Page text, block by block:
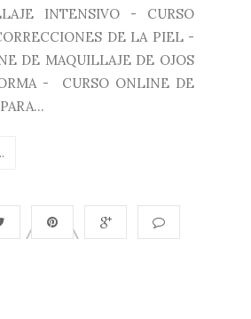
INTENSIVO - CURSO
DE LA PIEL -
DE MAQUILLAJE DE OJOS
- CURSO ONLINE DE